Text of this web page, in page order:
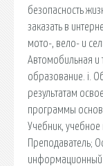
безопасность
заказать в
мото-, вело- и
Автомобильная и
образование. i.
результатам
программы
Учебник,
Преподаватель;